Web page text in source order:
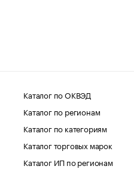
Каталог по ОКВЭД
Каталог по регионам
Каталог по категориям
Каталог торговых марок
Каталог ИП по регионам